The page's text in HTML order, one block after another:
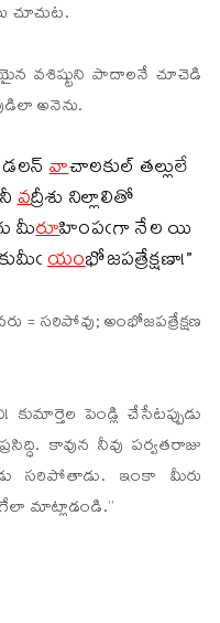
చూచుట.
వశిష్టుని పాదాలనే చూచెడి
అనెను.
వాచాలకుల్ తల్లులే
వద్రీశు నిల్లాలితో
మీరూహింపఁగా నేల యి
యంభోజపత్రేక్షణా!”
= సరిపోవు; అంభోజపత్రేక్షణ
పెండ్లి చేసేటప్పుడు
కావున నీవు పర్వతరాజు
సరిపోతాడు. ఇంకా మీరు
మాట్లాడండి.”